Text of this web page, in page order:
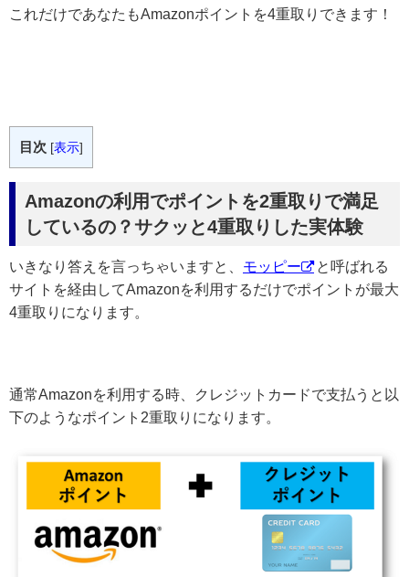
これだけであなたもAmazonポイントを4重取りできます！
目次 [表示]
Amazonの利用でポイントを2重取りで満足
しているの？サクッと4重取りした実体験
いきなり答えを言っちゃいますと、 モッピー
と呼ばれる
サイトを経由してAmazonを利用するだけでポイントが最大
4重取りになります。
通常Amazonを利用する時、クレジットカードで支払うと以
下のようなポイント2重取りになります。